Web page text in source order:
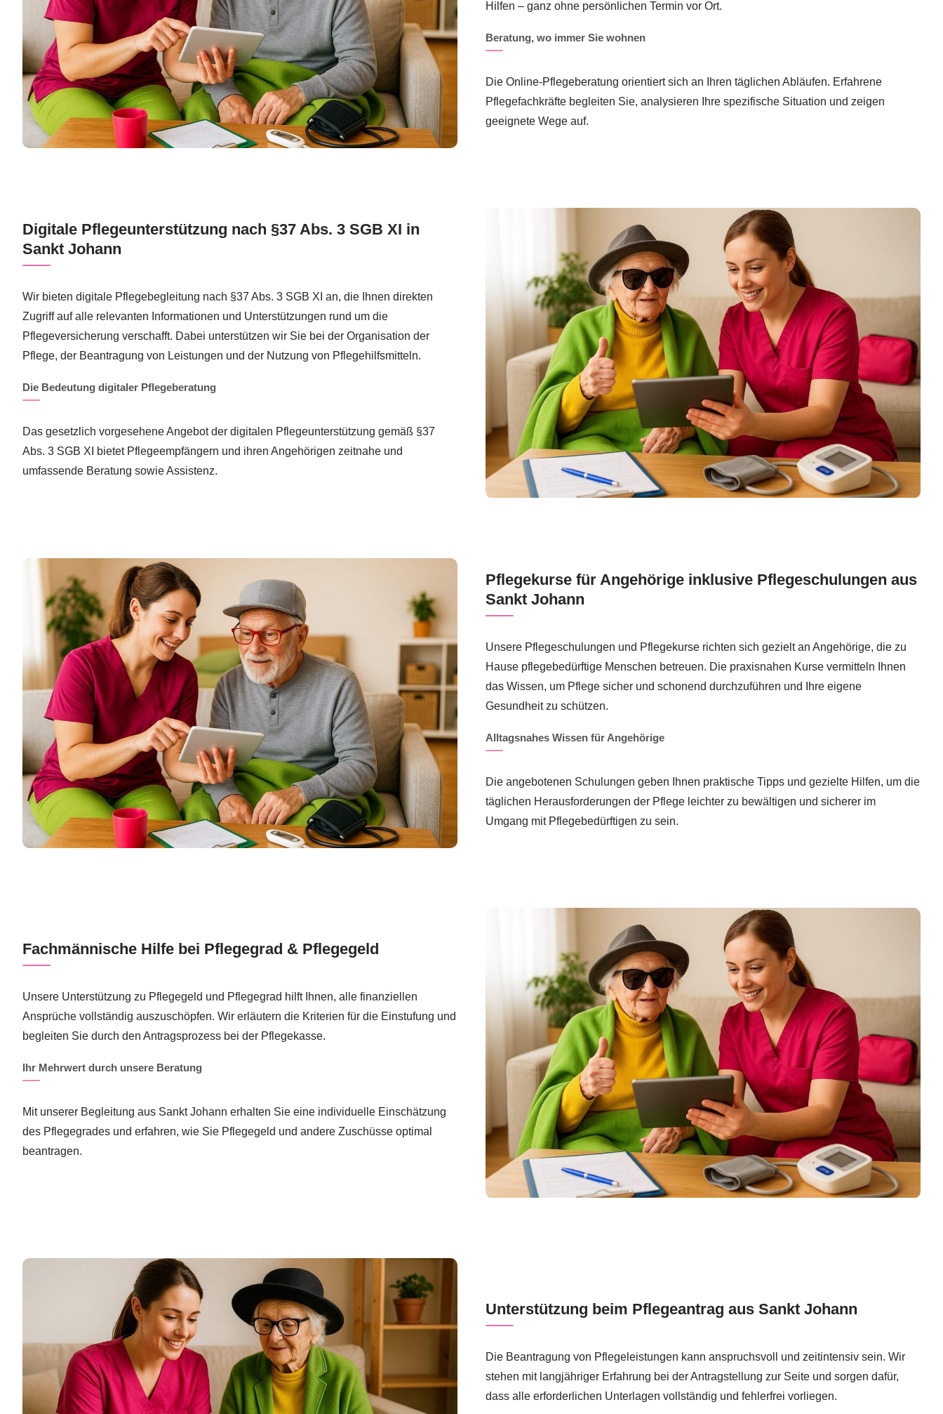
Hilfen – ganz ohne persönlichen Termin vor Ort.
Beratung, wo immer Sie wohnen
Die Online-Pflegeberatung orientiert sich an Ihren täglichen Abläufen. Erfahrene
Pflegefachkräfte begleiten Sie, analysieren Ihre spezifische Situation und zeigen
geeignete Wege auf.
Digitale Pflegeunterstützung nach §37 Abs. 3 SGB XI in
Sankt Johann
Wir bieten digitale Pflegebegleitung nach §37 Abs. 3 SGB XI an, die Ihnen direkten
Zugriff auf alle relevanten Informationen und Unterstützungen rund um die
Pflegeversicherung verschafft. Dabei unterstützen wir Sie bei der Organisation der
Pflege, der Beantragung von Leistungen und der Nutzung von Pflegehilfsmitteln.
Die Bedeutung digitaler Pflegeberatung
Das gesetzlich vorgesehene Angebot der digitalen Pflegeunterstützung gemäß §37
Abs. 3 SGB XI bietet Pflegeempfängern und ihren Angehörigen zeitnahe und
umfassende Beratung sowie Assistenz.
Pflegekurse für Angehörige inklusive Pflegeschulungen aus
Sankt Johann
Unsere Pflegeschulungen und Pflegekurse richten sich gezielt an Angehörige, die zu
Hause pflegebedürftige Menschen betreuen. Die praxisnahen Kurse vermitteln Ihnen
das Wissen, um Pflege sicher und schonend durchzuführen und Ihre eigene
Gesundheit zu schützen.
Alltagsnahes Wissen für Angehörige
Die angebotenen Schulungen geben Ihnen praktische Tipps und gezielte Hilfen, um die
täglichen Herausforderungen der Pflege leichter zu bewältigen und sicherer im
Umgang mit Pflegebedürftigen zu sein.
Fachmännische Hilfe bei Pflegegrad & Pflegegeld
Unsere Unterstützung zu Pflegegeld und Pflegegrad hilft Ihnen, alle finanziellen
Ansprüche vollständig auszuschöpfen. Wir erläutern die Kriterien für die Einstufung und
begleiten Sie durch den Antragsprozess bei der Pflegekasse.
Ihr Mehrwert durch unsere Beratung
Mit unserer Begleitung aus Sankt Johann erhalten Sie eine individuelle Einschätzung
des Pflegegrades und erfahren, wie Sie Pflegegeld und andere Zuschüsse optimal
beantragen.
Unterstützung beim Pflegeantrag aus Sankt Johann
Die Beantragung von Pflegeleistungen kann anspruchsvoll und zeitintensiv sein. Wir
stehen mit langjähriger Erfahrung bei der Antragstellung zur Seite und sorgen dafür,
dass alle erforderlichen Unterlagen vollständig und fehlerfrei vorliegen.